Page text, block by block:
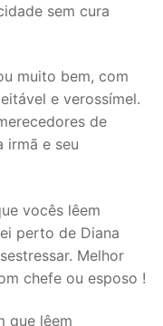
sem cura
muito bem, com
e verossímel.
de
irmã e seu
vocês lêem
perto de Diana
Melhor
chefe ou esposo !
que lêem